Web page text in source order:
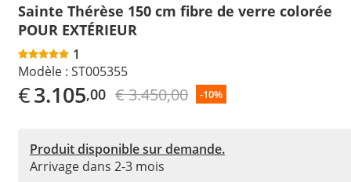
Sainte Thérèse 150 cm fibre de verre colorée
POUR EXTÉRIEUR
1
Modèle : ST005355
€3.105,00 € 3.450,00 -10%
Produit disponible sur demande.
Arrivage dans 2-3 mois